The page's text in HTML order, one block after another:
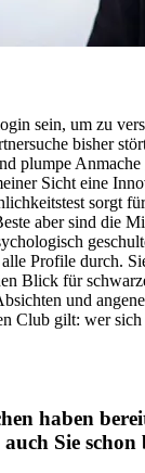
sein, um zu
bisher
plumpe
Sicht eine
sorgt
aber sind die
Profile durch.
Blick für
und
Club gilt: wer
haben
Sie schon